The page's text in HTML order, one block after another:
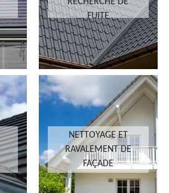
FUITE
NETTOYAGE ET
RAVALEMENT DE
FAÇADE